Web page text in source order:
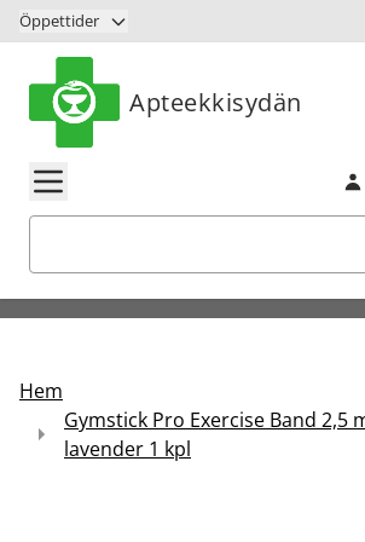
Hoppa till innehåll
Öppettider
Apteekkisydän
Hem
Gymstick Pro Exercise Band 2,5
lavender 1 kpl